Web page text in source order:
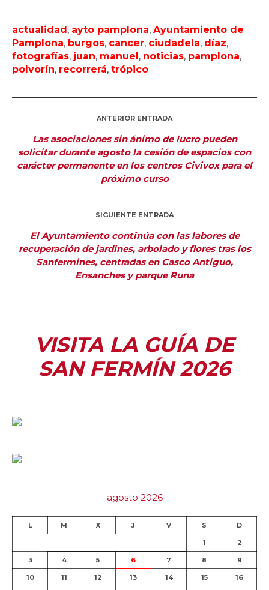
actualidad, ayto pamplona, Ayuntamiento de
Pamplona, burgos, cancer, ciudadela, díaz,
fotografías, juan, manuel, noticias, pamplona,
polvorín, recorrerá, trópico
ANTERIOR ENTRADA
Las asociaciones sin ánimo de lucro pueden
solicitar durante agosto la cesión de espacios con
carácter permanente en los centros Civivox para el
próximo curso
SIGUIENTE ENTRADA
El Ayuntamiento continúa con las labores de
recuperación de jardines, arbolado y flores tras los
Sanfermines, centradas en Casco Antiguo,
Ensanches y parque Runa
VISITA LA GUÍA DE
SAN FERMÍN 2026
agosto 2026
L M X J V S D
1 2
3 4 5 6 7 8 9
10 11 12 13 14 15 16